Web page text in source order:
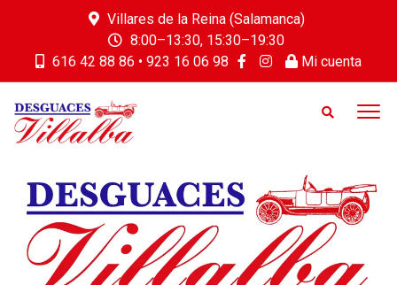
Villares de la Reina (Salamanca)
8:00–13:30, 15:30–19:30
616 42 88 86 • 923 16 06 98
Mi cuenta